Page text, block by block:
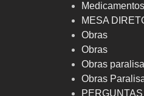
MESA
Obras
Obras
Obras
Obras